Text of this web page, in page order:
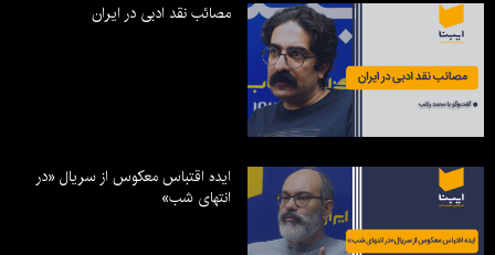
مصائب نقد ادبی در ایران
ایده اقتباس معکوس از سریال «در
انتهای شب»